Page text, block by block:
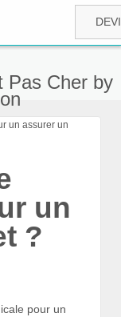
Pas Cher by
un assurer un
un
?
pour un